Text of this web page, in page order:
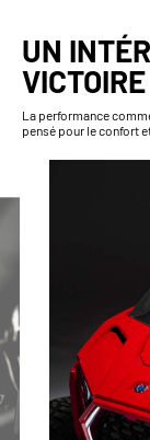
UN
VICTOIRE
La performance
pensé pour le confort